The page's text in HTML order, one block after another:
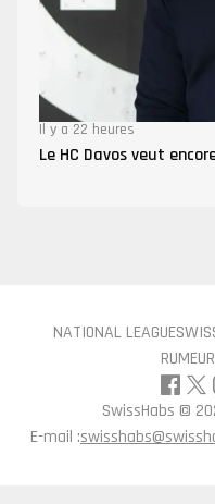
Il y a 22 heures
Le HC Davos veut
NATIONAL LEAGUE
SwissHabs ©
E-mail :